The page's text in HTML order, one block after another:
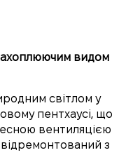
видом
світлом у
пентхаусі, що
вентиляцією
з